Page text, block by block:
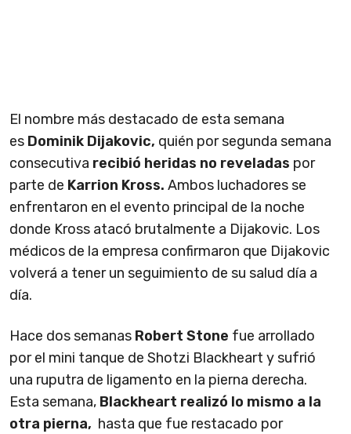
El nombre más destacado de esta semana
es Dominik Dijakovic, quién por segunda semana
consecutiva recibió heridas no reveladas por
parte de Karrion Kross. Ambos luchadores se
enfrentaron en el evento principal de la noche
donde Kross atacó brutalmente a Dijakovic. Los
médicos de la empresa confirmaron que Dijakovic
volverá a tener un seguimiento de su salud día a
día.
Hace dos semanas Robert Stone fue arrollado
por el mini tanque de Shotzi Blackheart y sufrió
una ruputra de ligamento en la pierna derecha.
Esta semana, Blackheart realizó lo mismo a la
otra pierna, hasta que fue restacado por